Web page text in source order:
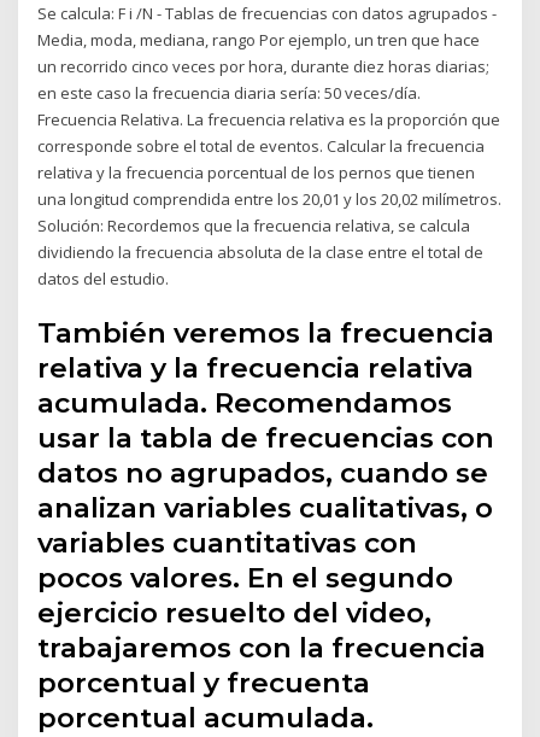
Se calcula: F i /N - Tablas de frecuencias con datos agrupados -
Media, moda, mediana, rango Por ejemplo, un tren que hace
un recorrido cinco veces por hora, durante diez horas diarias;
en este caso la frecuencia diaria sería: 50 veces/día.
Frecuencia Relativa. La frecuencia relativa es la proporción que
corresponde sobre el total de eventos. Calcular la frecuencia
relativa y la frecuencia porcentual de los pernos que tienen
una longitud comprendida entre los 20,01 y los 20,02 milímetros.
Solución: Recordemos que la frecuencia relativa, se calcula
dividiendo la frecuencia absoluta de la clase entre el total de
datos del estudio.
También veremos la frecuencia
relativa y la frecuencia relativa
acumulada. Recomendamos
usar la tabla de frecuencias con
datos no agrupados, cuando se
analizan variables cualitativas, o
variables cuantitativas con
pocos valores. En el segundo
ejercicio resuelto del video,
trabajaremos con la frecuencia
porcentual y frecuenta
porcentual acumulada.